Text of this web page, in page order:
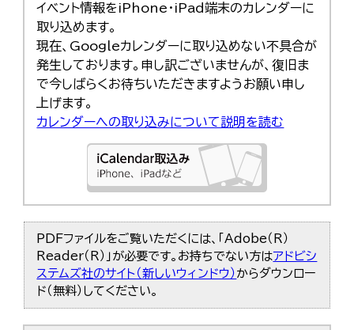
イベント情報をiPhone・iPad端末のカレンダーに
取り込めます。
現在、Googleカレンダーに取り込めない不具合が
発生しております。申し訳ございませんが、復旧ま
で今しばらくお待ちいただきますようお願い申し
上げます。
カレンダーへの取り込みについて説明を読む
PDFファイルをご覧いただくには、「Adobe（R）
Reader（R）」が必要です。お持ちでない方はアドビシ
ステムズ社のサイト（新しいウィンドウ） からダウンロー
ド（無料）してください。